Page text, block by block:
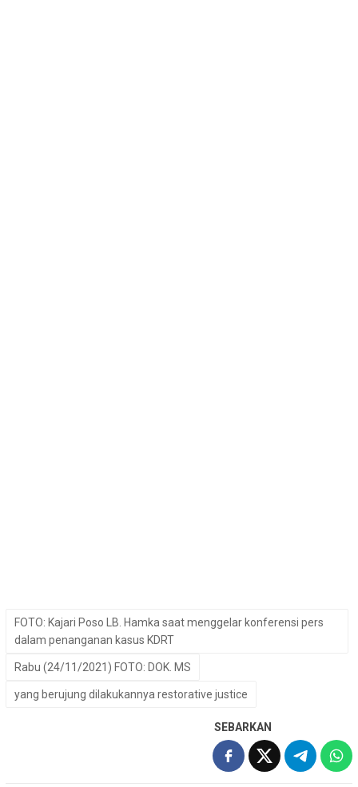
FOTO: Kajari Poso LB. Hamka saat menggelar konferensi pers
dalam penanganan kasus KDRT
Rabu (24/11/2021) FOTO: DOK. MS
yang berujung dilakukannya restorative justice
SEBARKAN